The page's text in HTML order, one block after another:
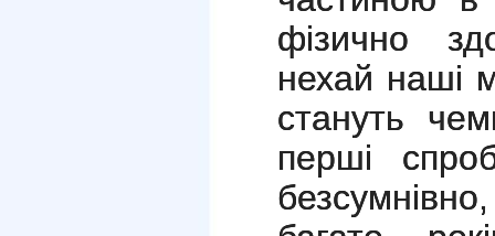
фізично
нехай наші
стануть
перші